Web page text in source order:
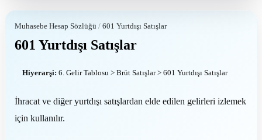
Muhasebe Hesap Sözlüğü / 601 Yurtdışı Satışlar
601 Yurtdışı Satışlar
Hiyerarşi: 6. Gelir Tablosu > Brüt Satışlar > 601 Yurtdışı Satışlar
İhracat ve diğer yurtdışı satışlardan elde edilen gelirleri izlemek
için kullanılır.